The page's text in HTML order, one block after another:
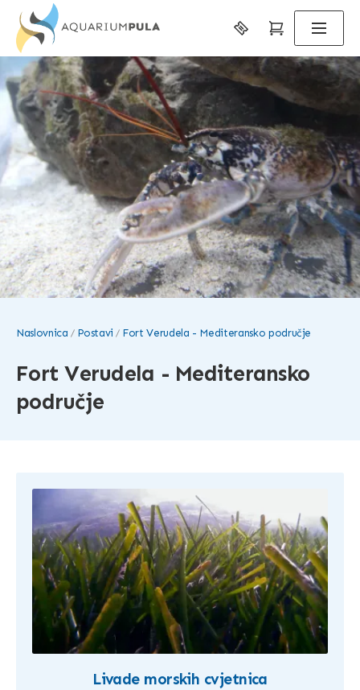
Fort Verudela - Mediteransko
područje
Naslovnica Postavi Fort Verudela - Mediteransko područje
Livade morskih cvjetnica